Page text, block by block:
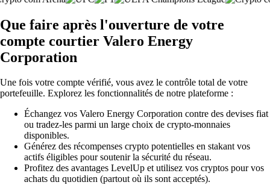
Que faire après l'ouverture de votre
compte courtier Valero Energy
Corporation
Une fois votre compte vérifié, vous avez le contrôle total de votre
portefeuille. Explorez les fonctionnalités de notre plateforme :
Échangez vos Valero Energy Corporation contre des devises fiat
ou tradez-les parmi un large choix de crypto-monnaies
disponibles.
Générez des récompenses crypto potentielles en stakant vos
actifs éligibles pour soutenir la sécurité du réseau.
Profitez des avantages LevelUp et utilisez vos cryptos pour vos
achats du quotidien (partout où ils sont acceptés).